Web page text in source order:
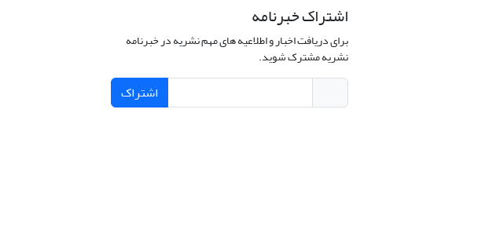
اشتراک خبرنامه
برای دریافت اخبار و اطلاعیه های مهم نشریه در خبرنامه
نشریه مشترک شوید.
اشتراک